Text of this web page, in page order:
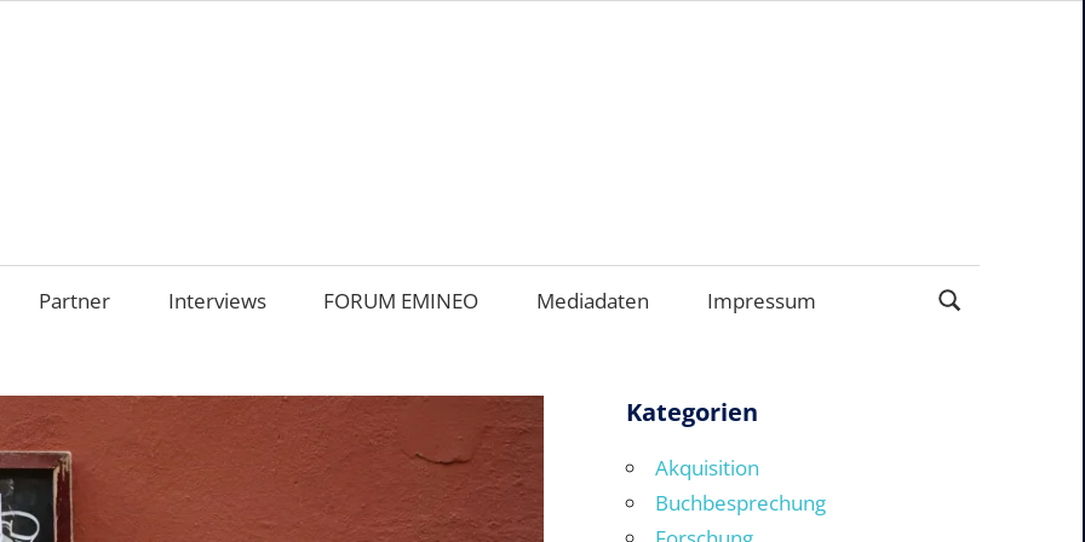
Partner Interviews FORUM EMINEO Mediadaten Impressum
Kategorien
Akquisition
Buchbesprechung